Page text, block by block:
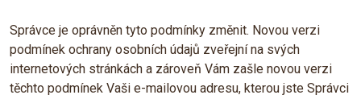
Správce je oprávněn tyto podmínky změnit. Novou verzi
podmínek ochrany osobních údajů zveřejní na svých
internetových stránkách a zároveň Vám zašle novou verzi
těchto podmínek Vaši e-mailovou adresu, kterou jste Správci